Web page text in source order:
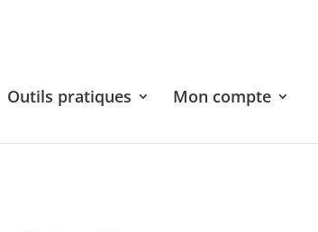
Outils pratiques Mon compte